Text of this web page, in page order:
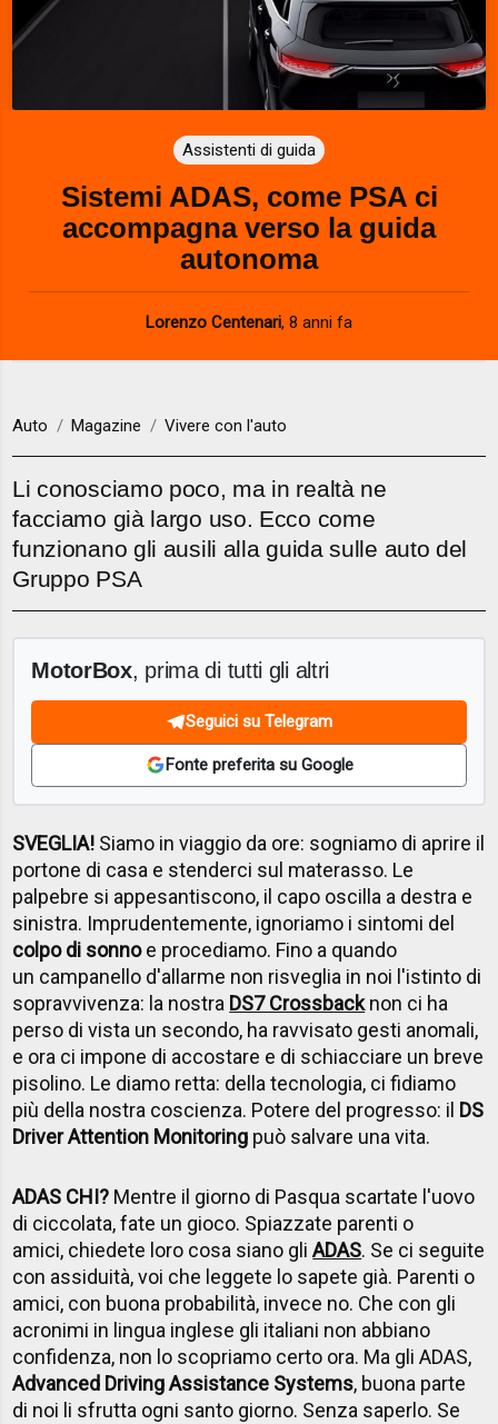
Assistenti di guida
Sistemi ADAS, come PSA ci
accompagna verso la guida
autonoma
Lorenzo Centenari, 8 anni fa
Auto Magazine Vivere con l'auto
Li conosciamo poco, ma in realtà ne
facciamo già largo uso. Ecco come
funzionano gli ausili alla guida sulle auto del
Gruppo PSA
MotorBox, prima di tutti gli altri
Seguici su Telegram
Fonte preferita su Google
SVEGLIA! Siamo in viaggio da ore: sogniamo di aprire il
portone di casa e stenderci sul materasso. Le
palpebre si appesantiscono, il capo oscilla a destra e
sinistra. Imprudentemente, ignoriamo i sintomi del
colpo di sonnoe procediamo. Fino a quando
un campanello d'allarme non risveglia in noi l'istinto di
sopravvivenza: la nostra DS7 Crossbacknon ci ha
perso di vista un secondo, ha ravvisato gesti anomali,
e ora ci impone di accostare e di schiacciare un breve
pisolino. Le diamo retta: della tecnologia, ci fidiamo
più della nostra coscienza. Potere del progresso: il DS
Driver Attention Monitoring può salvare una vita.
ADAS CHI? Mentre il giorno di Pasqua scartate l'uovo
di ciccolata, fate un gioco. Spiazzate parenti o
amici, chiedete loro cosa siano gliADAS. Se ci seguite
con assiduità, voi che leggete lo sapete già. Parenti o
amici, con buona probabilità, invece no. Che con gli
acronimi in lingua inglese gli italiani non abbiano
confidenza, non lo scopriamo certo ora. Ma gli ADAS,
Advanced Driving Assistance Systems, buona parte
di noi li sfrutta ogni santo giorno. Senza saperlo. Se